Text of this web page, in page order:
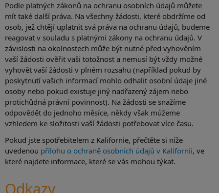
Podle platných zákonů na ochranu osobních údajů můžete
mít také další práva. Na všechny žádosti, které obdržíme od
osob, jež chtějí uplatnit svá práva na ochranu údajů, budeme
reagovat v souladu s platnými zákony na ochranu údajů. V
závislosti na okolnostech může být nutné před vyhověním
vaší žádosti ověřit vaši totožnost a nemusí být vždy možné
vyhovět vaší žádosti v plném rozsahu (například pokud by
poskytnutí vašich informací mohlo odhalit osobní údaje jiné
osoby nebo pokud existuje jiný nadřazený zájem nebo
protichůdná právní povinnost). Na žádosti se snažíme
odpovědět do jednoho měsíce, někdy však můžeme
vzhledem ke složitosti vaší žádosti potřebovat více času.
Pokud jste spotřebitelem z Kalifornie, přečtěte si níže
uvedenou přílohu o ochraně osobních údajů v Kalifornii, ve
které najdete informace, které se vás mohou týkat.
Odkazy